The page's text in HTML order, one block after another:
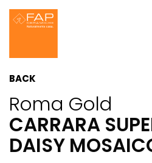
BACK
Roma Gold
CARRARA
DAISY